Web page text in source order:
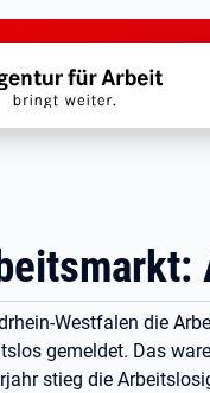
Westfalen die
gemeldet. Das
stieg die